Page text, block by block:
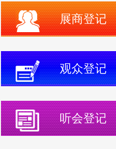
展商登记
观众登记
听会登记